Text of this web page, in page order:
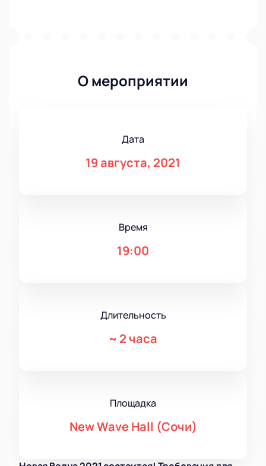
О мероприятии
Дата
19 августа, 2021
Время
19:00
Длительность
~ 2 часа
Площадка
New Wave Hall (Сочи)